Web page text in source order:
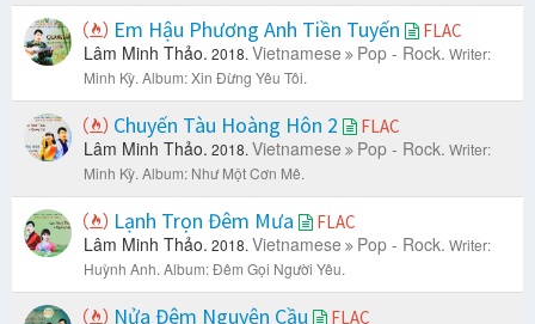
Em Hậu Phương Anh Tiền Tuyến FLAC
Lâm Minh Thảo. 2018. Vietnamese Pop - Rock. Writer:
Minh Kỳ. Album: Xin Đừng Yêu Tôi.
Chuyến Tàu Hoàng Hôn 2 FLAC
Lâm Minh Thảo. 2018. Vietnamese Pop - Rock. Writer:
Minh Kỳ. Album: Như Một Cơn Mê.
Lạnh Trọn Đêm Mưa FLAC
Lâm Minh Thảo. 2018. Vietnamese Pop - Rock. Writer:
Huỳnh Anh. Album: Đêm Gọi Người Yêu.
Nửa Đêm Nguyện Cầu FLAC